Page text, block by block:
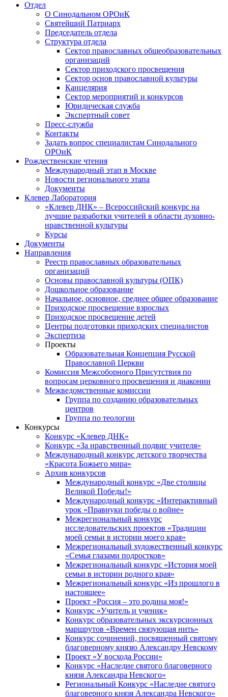
Отдел
О Синодальном ОРОиК
Святейший Патриарх
Председатель отдела
Структура отдела
Сектор православных общеобразовательных
организаций
Сектор приходского просвещения
Сектор основ православной культуры
Канцелярия
Сектор мероприятий и конкурсов
Юридическая служба
Экспертный совет
Пресс-служба
Контакты
Задать вопрос специалистам Синодального
ОРОиК
Рождественские чтения
Международный этап в Москве
Новости регионального этапа
Документы
Клевер Лаборатория
«Клевер ДНК» – Всероссийский конкурс на
лучшие разработки учителей в области духовно-
нравственной культуры
Курсы
Документы
Направления
Реестр православных образовательных
организаций
Основы православной культуры (ОПК)
Дошкольное образование
Начальное, основное, среднее общее образование
Приходское просвещение взрослых
Приходское просвещение детей
Центры подготовки приходских специалистов
Экспертиза
Проекты
Образовательная Концепция Русской
Православной Церкви
Комиссия Межсоборного Присутствия по
вопросам церковного просвещения и диаконии
Межведомственные комиссии
Группа по созданию образовательных
центров
Группа по теологии
Конкурсы
Конкурс «Клевер ДНК»
Конкурс «За нравственный подвиг учителя»
Международный конкурс детского творчества
«Красота Божьего мира»
Архив конкурсов
Международный конкурс «Две столицы
Великой Победы!»
Международный конкурс «Интерактивный
урок «Правнуки победы о войне»
Межрегиональный конкурс
исследовательских проектов «Традиции
моей семьи в истории моего края»
Межрегиональный художественный конкурс
«Семья глазами подростков»
Межрегиональный конкурс «История моей
семьи в истории родного края»
Межрегиональный конкурс «Из прошлого в
настоящее»
Проект «Россия – это родина моя!»
Конкурс «Учитель и ученик»
Конкурс образовательных экскурсионных
маршрутов «Времен связующая нить»
Конкурс сочинений, посвященный святому
благоверному князю Александру Невскому
Проект «У восхода России»
Конкурс «Наследие святого благоверного
князя Александра Невского»
Региональный Конкурс «Наследие святого
благоверного князя Александра Невского»